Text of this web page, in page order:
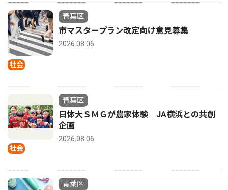
社会
青葉区
市マスタープラン改定向け意見募集
2026.08.06
社会
青葉区
日体大ＳＭＧが農家体験 JA横浜との共創
企画
2026.08.06
青葉区